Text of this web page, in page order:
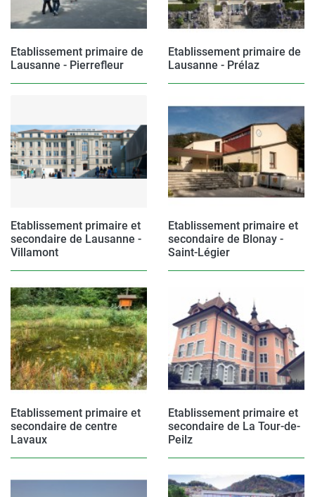
Etablissement primaire de
Lausanne - Pierrefleur
Etablissement primaire de
Lausanne - Prélaz
Etablissement primaire et
secondaire de Lausanne -
Villamont
Etablissement primaire et
secondaire de Blonay -
Saint-Légier
Etablissement primaire et
secondaire de centre
Lavaux
Etablissement primaire et
secondaire de La Tour-de-
Peilz